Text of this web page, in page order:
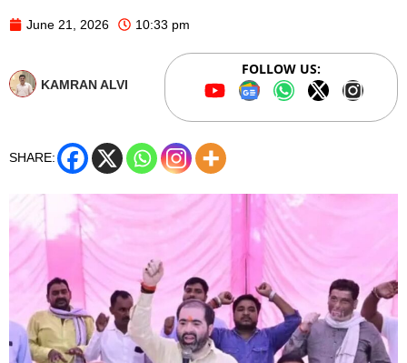
June 21, 2026 10:33 pm
KAMRAN ALVI
FOLLOW US:
SHARE: